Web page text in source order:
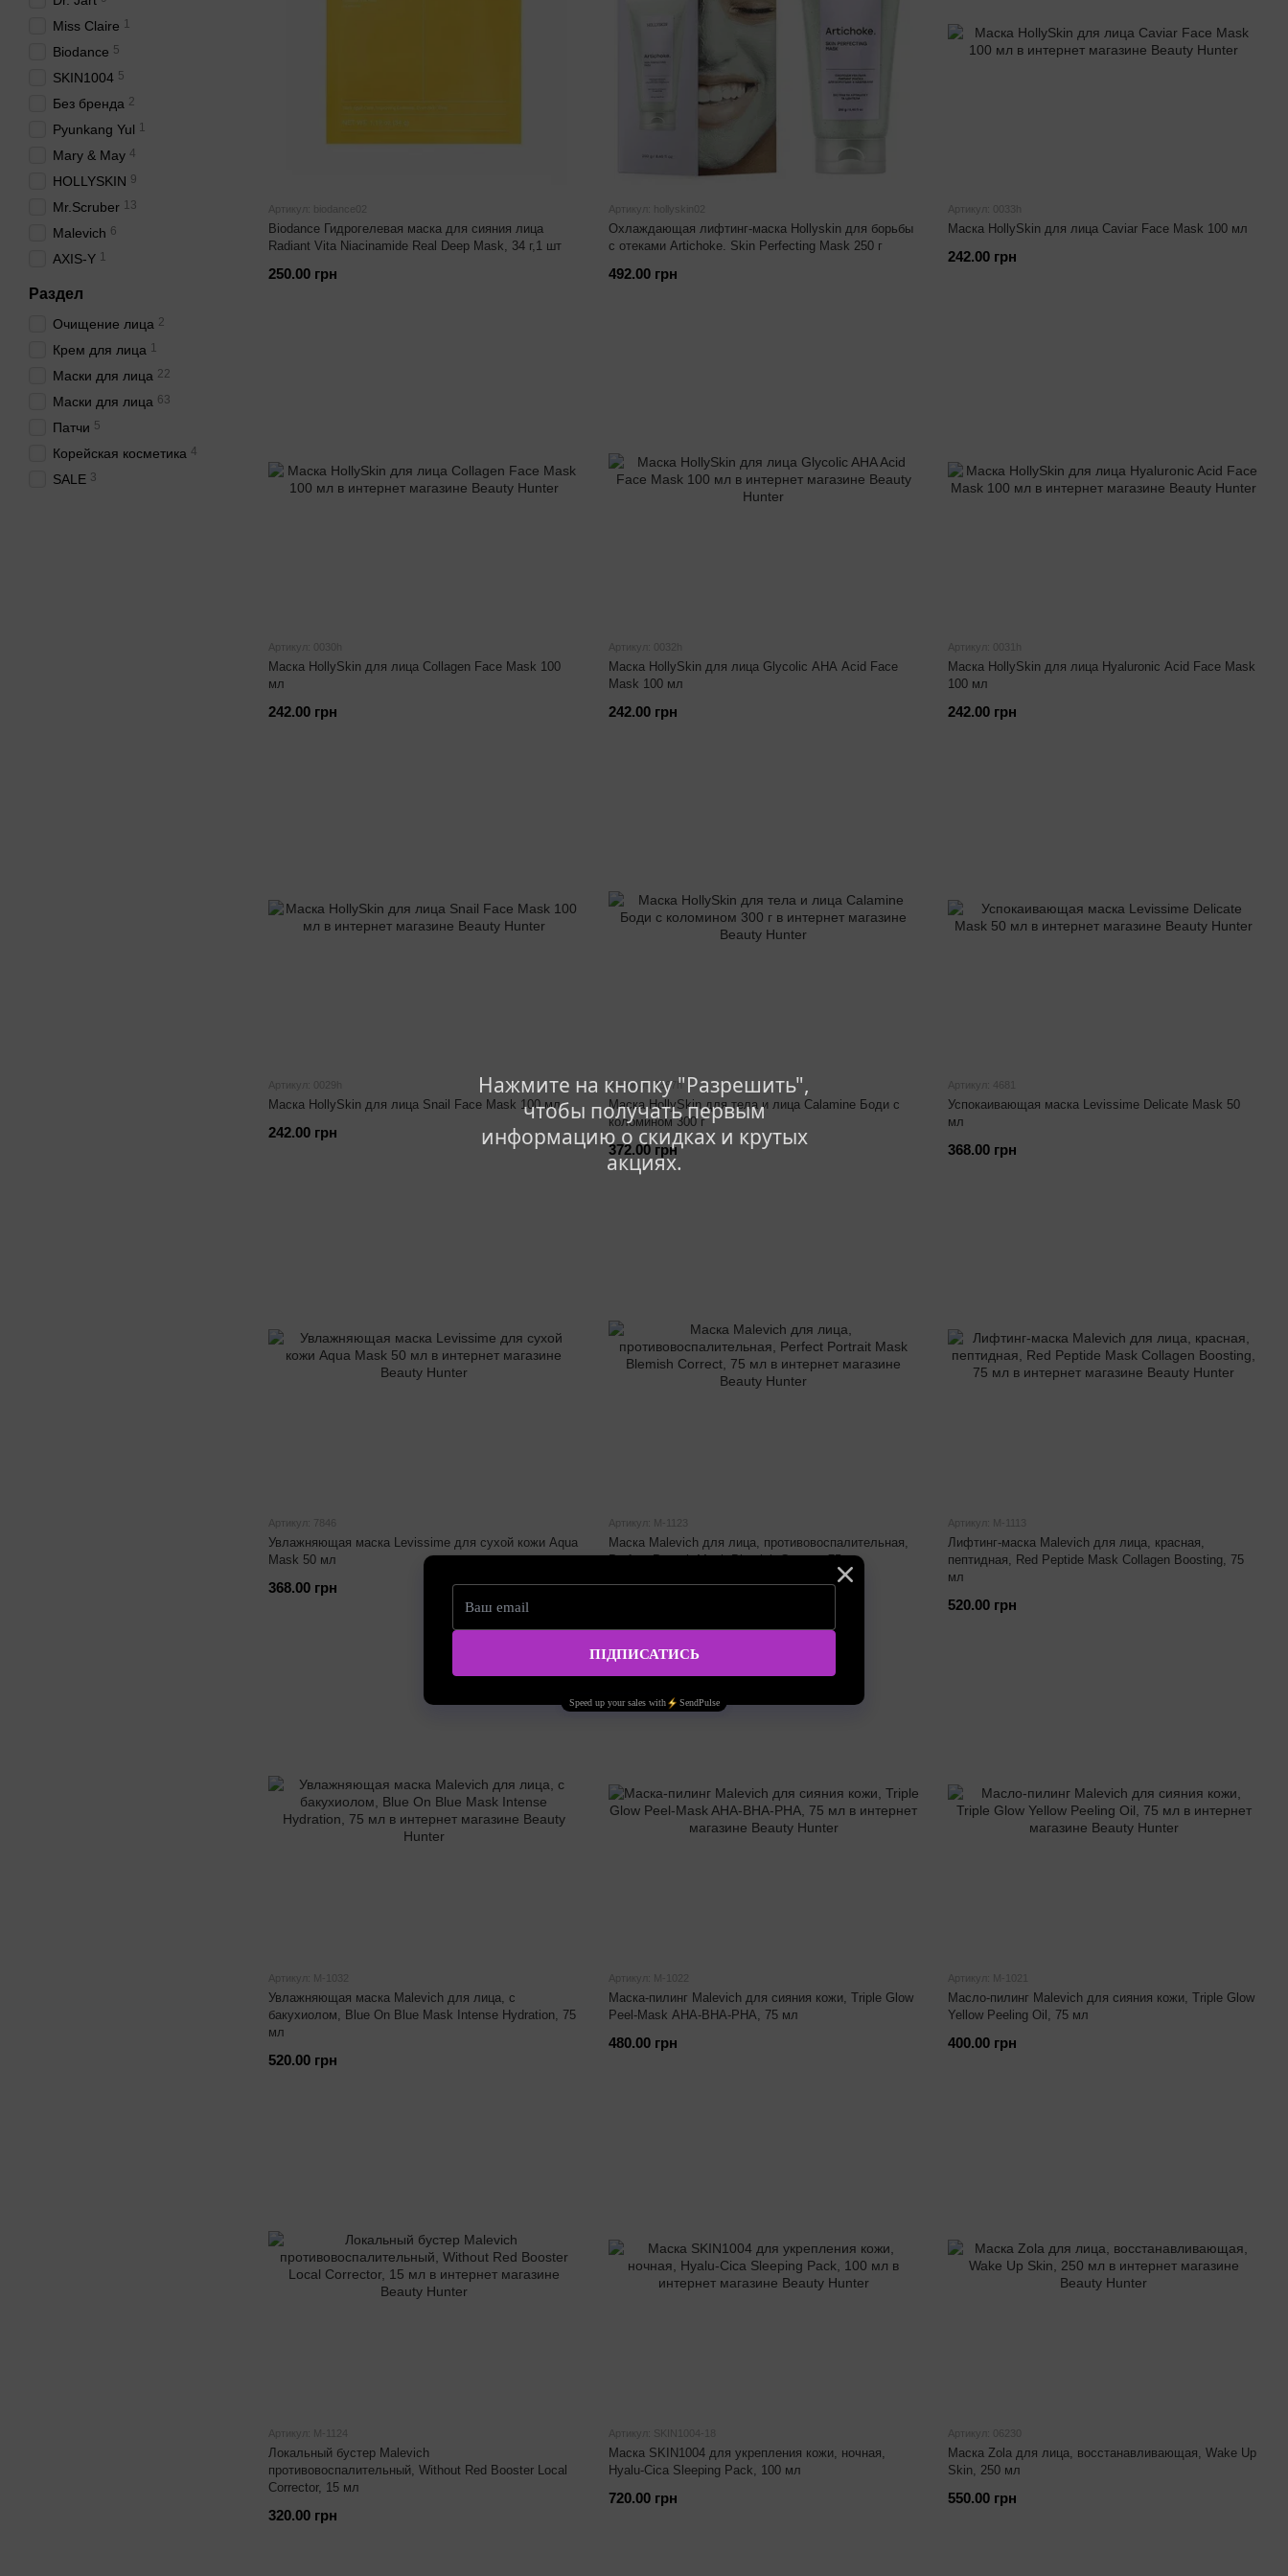
Нажмите на кнопку "Разрешить",
чтобы получать первым
информацию о скидках и крутых
акциях.
Артикул: biodance02
Biodance Гидрогелевая маска для сияния лица
Radiant Vita Niacinamide Real Deep Mask, 34 г,1 шт
250.00 грн
Артикул: hollyskin02
Охлаждающая лифтинг-маска Hollyskin для борьбы
с отеками Artichoke. Skin Perfecting Mask 250 г
492.00 грн
Артикул: 0033h
Маска HollySkin для лица Caviar Face Mask 100 мл
242.00 грн
Артикул: 0030h
Маска HollySkin для лица Collagen Face Mask 100
мл
242.00 грн
Артикул: 0032h
Маска HollySkin для лица Glycolic AHA Acid Face
Mask 100 мл
242.00 грн
Артикул: 0031h
Маска HollySkin для лица Hyaluronic Acid Face Mask
100 мл
242.00 грн
Артикул: 0029h
Маска HollySkin для лица Snail Face Mask 100 мл
242.00 грн
Артикул: 0367h
Маска HollySkin для тела и лица Calamine Боди с
коломином 300 г
372.00 грн
Артикул: 4681
Успокаивающая маска Levissime Delicate Mask 50
мл
368.00 грн
Артикул: 7846
Увлажняющая маска Levissime для сухой кожи Aqua
Mask 50 мл
368.00 грн
Артикул: М-1123
Маска Malevich для лица, противовоспалительная,
Perfect Portrait Mask Blemish Correct, 75 мл
480.00 грн
Артикул: М-1113
Лифтинг-маска Malevich для лица, красная,
пептидная, Red Peptide Mask Collagen Boosting, 75
мл
520.00 грн
Артикул: М-1032
Увлажняющая маска Malevich для лица, с
бакухиолом, Blue On Blue Mask Intense Hydration, 75
мл
520.00 грн
Артикул: М-1022
Маска-пилинг Malevich для сияния кожи, Triple Glow
Peel-Mask AHA-BHA-PHA, 75 мл
480.00 грн
Артикул: М-1021
Масло-пилинг Malevich для сияния кожи, Triple Glow
Yellow Peeling Oil, 75 мл
400.00 грн
Артикул: М-1124
Локальный бустер Malevich
противовоспалительный, Without Red Booster Local
Corrector, 15 мл
320.00 грн
Артикул: SKIN1004-18
Маска SKIN1004 для укрепления кожи, ночная,
Hyalu-Cica Sleeping Pack, 100 мл
720.00 грн
Артикул: 06230
Маска Zola для лица, восстанавливающая, Wake Up
Skin, 250 мл
550.00 грн
Miss Claire 1
Biodance 5
SKIN1004 5
Без бренда 2
Pyunkang Yul 1
Mary & May 4
HOLLYSKIN 9
Mr.Scruber 13
Malevich 6
AXIS-Y 1
Раздел
Очищение лица 2
Крем для лица 1
Маски для лица 22
Маски для лица 63
Патчи 5
Корейская косметика 4
SALE 3